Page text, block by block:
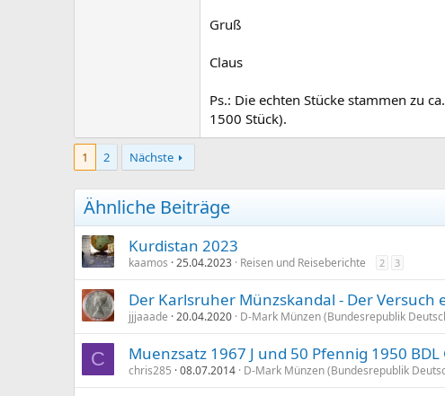
Gruß
Claus
Ps.: Die echten Stücke stammen zu
1500 Stück).
1 2 Nächste
Ähnliche Beiträge
Kurdistan 2023
kaamos 25.04.2023 Reisen und Reiseberichte 2 3
Der Karlsruher Münzskandal - Der
jjjaaade 20.04.2020 D-Mark Münzen (Bundesrepublik
C Muenzsatz 1967 J und 50 Pfennig 1950 BDL
chris285 08.07.2014 D-Mark Münzen (Bundesrepublik